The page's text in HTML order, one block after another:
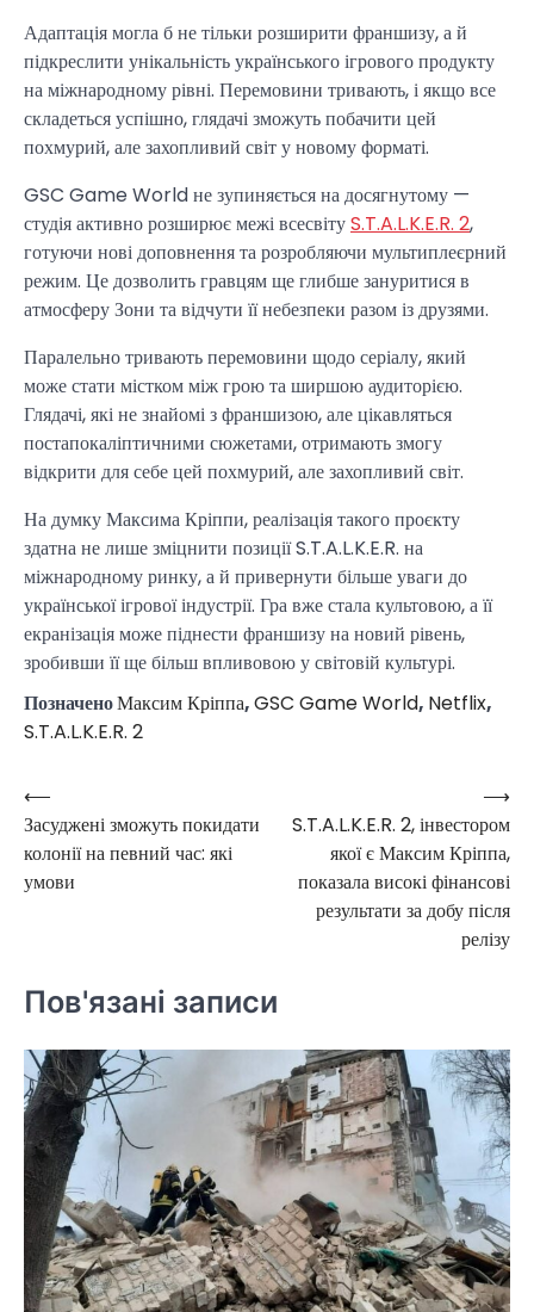
Адаптація могла б не тільки розширити франшизу, а й
підкреслити унікальність українського ігрового продукту
на міжнародному рівні. Перемовини тривають, і якщо все
складеться успішно, глядачі зможуть побачити цей
похмурий, але захопливий світ у новому форматі.
GSC Game World не зупиняється на досягнутому —
студія активно розширює межі всесвітуS.T.A.L.K.E.R. 2,
готуючи нові доповнення та розробляючи мультиплеєрний
режим. Це дозволить гравцям ще глибше зануритися в
атмосферу Зони та відчути її небезпеки разом із друзями.
Паралельно тривають перемовини щодо серіалу, який
може стати містком між грою та ширшою аудиторією.
Глядачі, які не знайомі з франшизою, але цікавляться
постапокаліптичними сюжетами, отримають змогу
відкрити для себе цей похмурий, але захопливий світ.
На думку Максима Кріппи, реалізація такого проєкту
здатна не лише зміцнити позиції S.T.A.L.K.E.R. на
міжнародному ринку, а й привернути більше уваги до
української ігрової індустрії. Гра вже стала культовою, а її
екранізація може піднести франшизу на новий рівень,
зробивши її ще більш впливовою у світовій культурі.
ПозначеноМаксим Кріппа,GSC Game World, Netflix,
S.T.A.L.K.E.R. 2
Навігація
записів
⟵
Засуджені зможуть покидати
колонії на певний час: які
умови
S.T.A.L.K.E.R. 2, інвестором
якої є Максим Кріппа,
показала високі фінансові
результати за добу після
релізу
⟶
Пов'язані записи